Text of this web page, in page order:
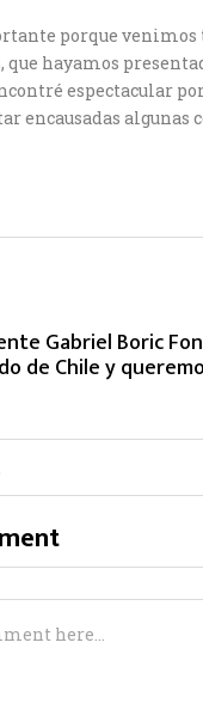
porque
que hayamos
espectacular
encausadas
Gabriel Boric
de Chile y